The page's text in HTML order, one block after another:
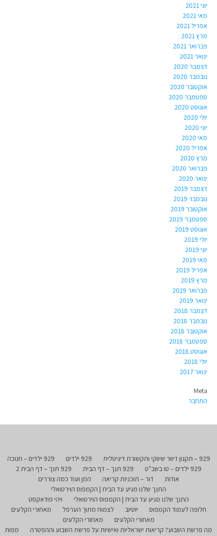
יוני 2021
מאי 2021
אפריל 2021
מרץ 2021
פברואר 2021
ינואר 2021
דצמבר 2020
נובמבר 2020
אוקטובר 2020
ספטמבר 2020
אוגוסט 2020
יולי 2020
יוני 2020
מאי 2020
אפריל 2020
מרץ 2020
פברואר 2020
ינואר 2020
דצמבר 2019
נובמבר 2019
אוקטובר 2019
ספטמבר 2019
אוגוסט 2019
יולי 2019
יוני 2019
מאי 2019
אפריל 2019
מרץ 2019
פברואר 2019
ינואר 2019
דצמבר 2018
נובמבר 2018
אוקטובר 2018
ספטמבר 2018
אוגוסט 2018
יולי 2018
ינואר 2017
Meta
התחבר
929 – תקנון דיוור שיווקי ותקשורת דיגיטלית 929 ילדים
929 ילדים – חנוכה
929 ילדים – טו בשב"ט
929 תנך – דף הבית
929 תנך – דף הבית 2
אודות
דור – תוכניות קריאה
המן ועוד כמה צוררים
התנך שלנו מגיע עד הבית | הקמפוס הוירטואלי
התנך שלנו מגיע עד הבית | הקמפוס הוירטואלי
ויהי פודאקסט
חלופה לעמוד הקמפוס
יוטיוב לצמוח מתוך הערפל
מאחורי הקלעים
מאחורי הקלעים
מאחורי הקלעים
מה פרשת השבוע? קריאות ישראליות ואישיות על פרשת השבוע וההפטרה
מפות